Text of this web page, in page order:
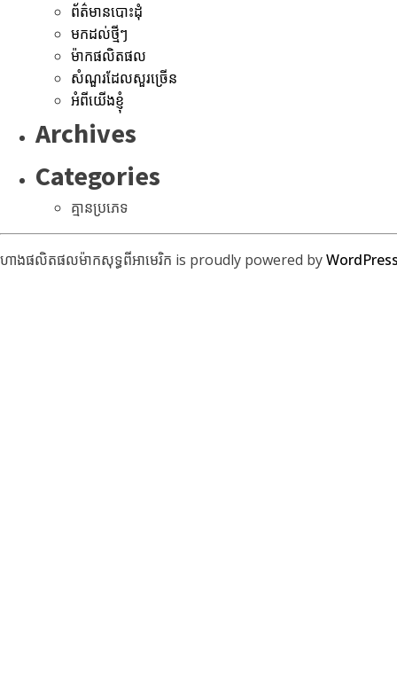
ព័ត៌មានបោះដុំ
មកដល់ថ្មីៗ
ម៉ាកផលិតផល
សំណួរដែលសួរច្រើន
អំពីយើងខ្ញុំ
Archives
Categories
គ្មានប្រភេទ
ហាងផលិតផលម៉ាកសុទ្ធពីអាមេរិក is proudly powered by